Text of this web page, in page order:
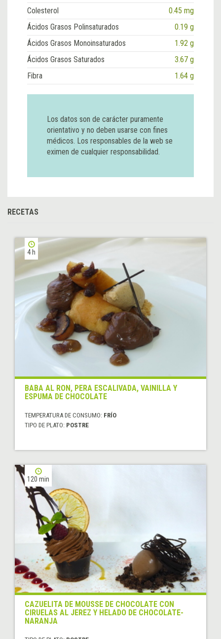
Colesterol
0.45 mg
Ácidos Grasos Polinsaturados
0.19 g
Ácidos Grasos Monoinsaturados
1.92 g
Ácidos Grasos Saturados
3.67 g
Fibra
1.64 g
Los datos son de carácter puramente
orientativo y no deben usarse con fines
médicos. Los responsables de la web se
eximen de cualquier responsabilidad.
RECETAS
4 h
BABA AL RON, PERA ESCALIVADA, VAINILLA Y
ESPUMA DE CHOCOLATE
TEMPERATURA DE CONSUMO: FRÍO
TIPO DE PLATO: POSTRE
120 min
CAZUELITA DE MOUSSE DE CHOCOLATE CON
CIRUELAS AL JEREZ Y HELADO DE CHOCOLATE-
NARANJA